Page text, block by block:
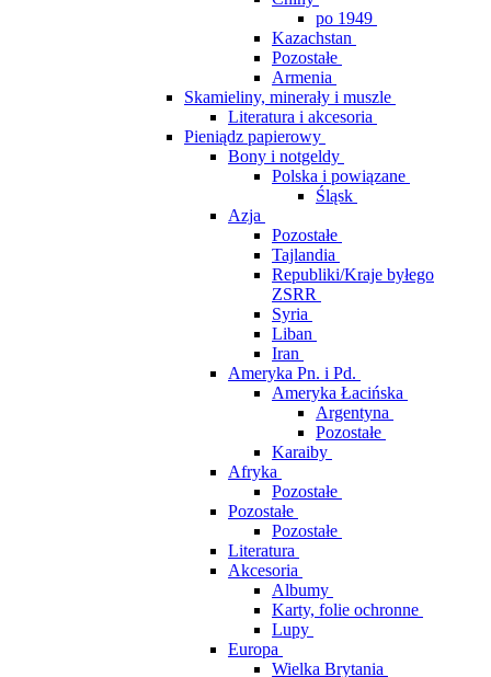
po 1949
Kazachstan
Pozostałe
Armenia
Skamieliny, minerały i muszle
Literatura i akcesoria
Pieniądz papierowy
Bony i notgeldy
Polska i powiązane
Śląsk
Azja
Pozostałe
Tajlandia
Republiki/Kraje byłego
ZSRR
Syria
Liban
Iran
Ameryka Pn. i Pd.
Ameryka Łacińska
Argentyna
Pozostałe
Karaiby
Afryka
Pozostałe
Pozostałe
Pozostałe
Literatura
Akcesoria
Albumy
Karty, folie ochronne
Lupy
Europa
Wielka Brytania